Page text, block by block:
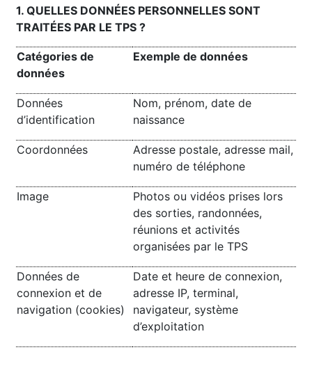
1. QUELLES DONNÉES PERSONNELLES SONT
TRAITÉES PAR LE TPS ?
Catégories de
données
Exemple de données
Données
d’identification
Nom, prénom, date de
naissance
Coordonnées
Adresse postale, adresse mail,
numéro de téléphone
Image
Photos ou vidéos prises lors
des sorties, randonnées,
réunions et activités
organisées par le TPS
Données de
connexion et de
navigation (cookies)
Date et heure de connexion,
adresse IP, terminal,
navigateur, système
d’exploitation